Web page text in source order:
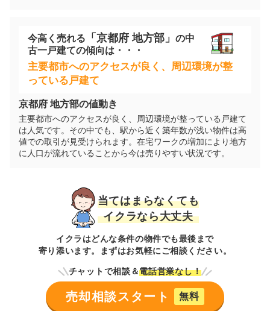
1,900 万円 2025年8月
京都府京田辺市草内穴口
建物面積:91㎡
2,800万円 2025年8月
築年数:46年
㎡ 土地面積:170㎡
今高く売れる 「 京都府地方部」 の中
古一戸建ての傾向は・・・
主要都市へのアクセスが良く、周辺環境が整
っている戸建て
京都府 地方部の値動き
主要都市へのアクセスが良く、周辺環境が整っている戸建て
は人気です。その中でも、駅から近く築年数が浅い物件は高
値での取引が見受けられます。在宅ワークの増加により地方
に人口が流れていることから今は売りやすい状況です。
当てはまらなくても
イクラなら大丈夫
イクラはどんな条件の物件でも最後まで
寄り添います。まずはお気軽にご相談ください。
チャットで相談＆電話営業なし！
売却相談スタート 無料